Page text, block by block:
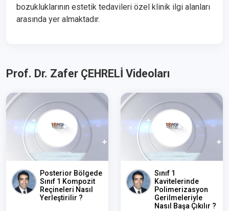
bozukluklarının estetik tedavileri özel klinik ilgi alanları
arasında yer almaktadır.
Prof. Dr. Zafer ÇEHRELİ Videoları
Posterior Bölgede
Sınıf 1 Kompozit
Reçineleri Nasıl
Yerleştirilir ?
Sınıf 1
Kavitelerinde
Polimerizasyon
Gerilmeleriyle
Nasıl Başa Çıkılır ?